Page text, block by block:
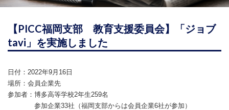
【PICC福岡支部 教育支援委員会】「ジョブ
tavi」を実施しました
日付：2022年9月16日
場所：会員企業先
参加者：博多高等学校2年生259名
参加企業33社（福岡支部からは会員企業6社が参加）